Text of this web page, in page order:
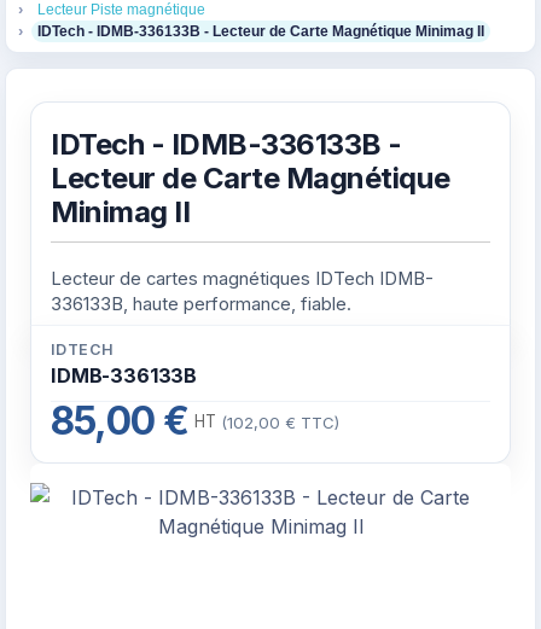
Lecteur Piste magnétique
IDTech - IDMB-336133B - Lecteur de Carte Magnétique Minimag II 4
IDTech - IDMB-336133B -
Lecteur de Carte Magnétique
Minimag II
Lecteur de cartes magnétiques IDTech IDMB-
336133B, haute performance, fiable.
IDTECH
IDMB-336133B
85,00 € HT (102,00 € TTC)